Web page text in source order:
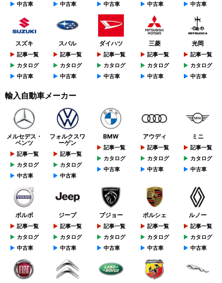
中古車
中古車
中古車
中古車
中古車
スズキ
記事一覧
カタログ
中古車
スバル
記事一覧
カタログ
中古車
ダイハツ
記事一覧
カタログ
中古車
三菱
記事一覧
カタログ
中古車
光岡
記事一覧
カタログ
中古車
輸入自動車メーカー
メルセデス・
ベンツ
記事一覧
カタログ
中古車
フォルクスワ
ーゲン
記事一覧
カタログ
中古車
BMW
記事一覧
カタログ
中古車
アウディ
記事一覧
カタログ
中古車
ミニ
記事一覧
カタログ
中古車
ボルボ
記事一覧
カタログ
中古車
ジープ
記事一覧
カタログ
中古車
プジョー
記事一覧
カタログ
中古車
ポルシェ
記事一覧
カタログ
中古車
ルノー
記事一覧
カタログ
中古車